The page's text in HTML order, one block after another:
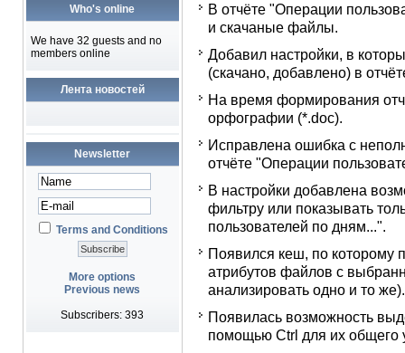
Who's online
We have 32 guests and no
members online
Лента новостей
Newsletter
Terms and Conditions
More options
Previous news
Subscribers: 393
В отчёте "Операции
и скачаные файлы.
Добавил настройки, в
(скачано, добавлено) в
На время формирования
орфографии (*.doc).
Исправлена ошибка с
отчёте "Операции
В настройки добавлена
фильтру или показывать
пользователей по дням...".
Появился кеш, по которому
атрибутов файлов с
анализировать одно и то же).
Появилась возможность
помощью Ctrl для их общего